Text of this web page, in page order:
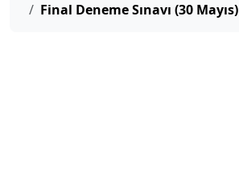
Final Deneme Sınavı (30 Mayıs)